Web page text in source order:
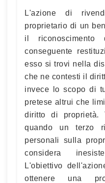
L'azione di
proprietario di un
il
conseguente
esso si trovi nella
che ne contesti il
invece lo scopo di
pretese altrui che
diritto di proprietà.
quando un terzo
personali sulla
considera
L'obiettivo
ottenere una